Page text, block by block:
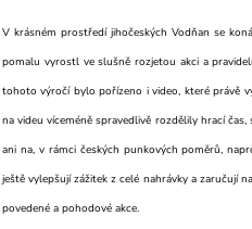
V krásném prostředí jihočeských Vodňan se
pomalu vyrostl ve slušně rozjetou akci a
tohoto výročí bylo pořízeno i video, které právě
na videu víceméně spravedlivě rozdělily hrací
ani na, v rámci českých punkových poměrů,
ještě vylepšují zážitek z celé nahrávky a zaručují
povedené a pohodové akce.